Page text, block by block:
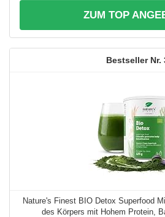
ZUM TOP
Nature's Finest BIO Detox Superfood
des Körpers mit Hohem Protein,